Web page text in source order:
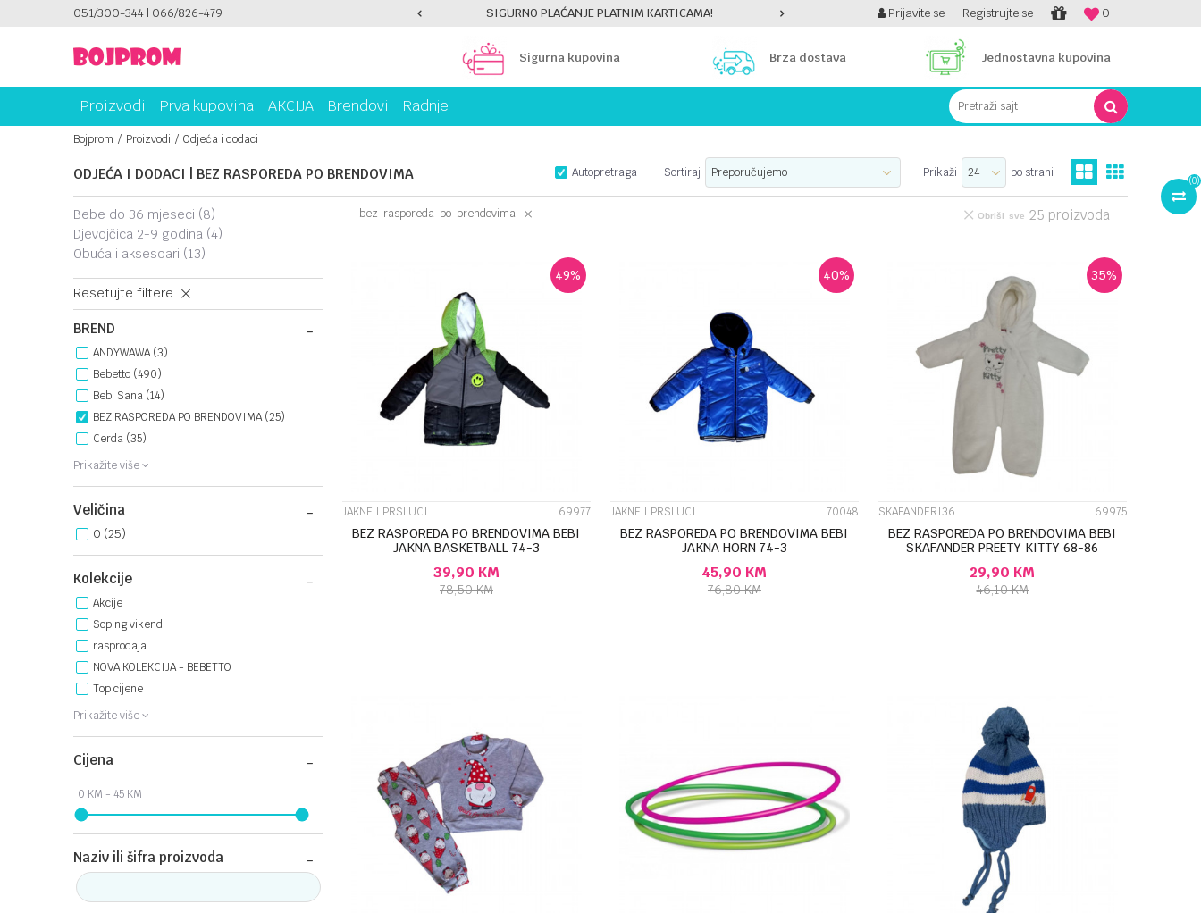
051/300-344 | 066/826-479
UNICREDIT KARTICOM NA RATE! SIGURNO PLAĆANJE PLATNIM KARTICAMA! PLATI UNICREDIT KARTICOM NA RATE! 0
Prijavite se Registrujte se
Sigurna kupovina Brza dostava Jednostavna kupovina
Proizvodi Prva kupovina AKCIJA Brendovi Radnje Pretraži sajt
(0)
Bojprom Proizvodi Odjeća i dodaci
ODJEĆA I DODACI | BEZ RASPOREDA PO BRENDOVIMA Autopretraga Sortiraj Prikaži po strani
bebe do 36 mjeseci (8)
djevojčica 2-9 godina (4)
obuća i aksesoari (13)
Resetujte filtere
BREND
ANDYWAWA (3)
Bebetto (490)
Bebi Sana (14)
BEZ RASPOREDA PO BRENDOVIMA (25)
Cerda (35)
Prikažite više
Veličina
0 (25)
Kolekcije
Akcije
Soping vikend
rasprodaja
NOVA KOLEKCIJA - BEBETTO
Top cijene
Prikažite više
Cijena
Naziv ili šifra proizvoda
bez-rasporeda-po-brendovima 25 proizvoda
Obriši sve
UPOREDI
49%
JAKNE I PRSLUCI 69977
BEZ RASPOREDA PO BRENDOVIMA BEBI
JAKNA BASKETBALL 74-3
39,90 KM
78,50KM
UPOREDI
40%
JAKNE I PRSLUCI 70048
BEZ RASPOREDA PO BRENDOVIMA BEBI
JAKNA HORN 74-3
45,90 KM
76,80KM
UPOREDI
35%
SKAFANDERI36 69975
BEZ RASPOREDA PO BRENDOVIMA BEBI
SKAFANDER PREETY KITTY 68-86
29,90 KM
46,10KM
UPOREDI UPOREDI UPOREDI